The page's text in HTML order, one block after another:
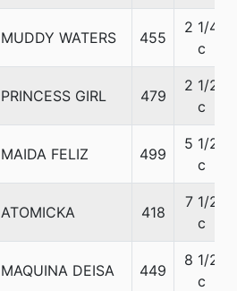
MUDDY WATERS 455
2 1/4
c
PRINCESS GIRL 479
2 1/2
c
MAIDA FELIZ 499
5 1/2
c
ATOMICKA 418
7 1/2
c
MAQUINA DEISA 449
8 1/2
c